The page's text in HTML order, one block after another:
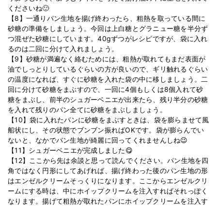
くださいね🙂
【8】一通りパン生地を揚げ終わったら、粗熱を取っている間に
砂糖の準備をしましょう。今回は上白糖とグラニュー糖を半分ず
つ混ぜた砂糖にしています。40gずつがレシピですが、袋に入れ
るのは二回に分けて入れましょう。
【9】砂糖が満遍なく絡むためには、粗熱が取れてもまだ表面が
油でしっとりしているぐらいの方が良いので、ギリ触れるぐらい
の温度になれば、すぐに砂糖を入れた袋の中に移しましょう。二
回に分けて砂糖をまぶすので、一回に4個もしくは8個入れて砂
糖をまぶし、前半のシュガーベニエが出来たら、残り半分の砂糖
を入れて残りのパン全てに砂糖をまぶしましょう。
【10】袋に入れたパンに砂糖をまぶすときは、袋を膨らませて風
船状にし、その状態でブンブン振ればOKです。袋が膨らんでい
ないと、なかでパン生地が綺麗に回ってくれませんしね😉
【11】シュガーベニエが完成しました😋
【12】ここから先は余談と思って読んでください。パン生地を四
角ではなく円形にしてあげれば、揚げ終わった後のパン生地の形
はエンゼルクリームそっくりになります。ここからエンゼルクリ
ームにする時は、中にホイップクリームを注入すればそれっぽく
なります。揚げて粗熱が取れたパンにホイップクリームを注入す